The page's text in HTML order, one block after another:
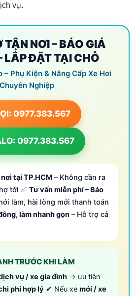
vụ.
TẬN NƠI – BÁO GIÁ
LẮP ĐẶT TẠI CHỖ
Phụ Kiện & Nâng Cấp Xe Hơi
Chuyên Nghiệp
0977.383.567
0977.383.567
tại TP.HCM – Không cần ra
tới ✅ Tư vấn miễn phí – Báo
làm, hài lòng mới thanh toán
làm nhanh gọn – Hỗ trợ cả
TRƯỚC KHI LÀM
vụ / xe gia đình → ưu tiên
phí hợp lý ✔ Nếu xe mới / xe